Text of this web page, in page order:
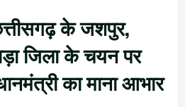
के जशपुर,
जिला के चयन पर
का माना आभार